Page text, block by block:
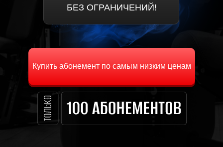
Купить абонемент по самым низким ценам
БЕЗ ОГРАНИЧЕНИЙ!